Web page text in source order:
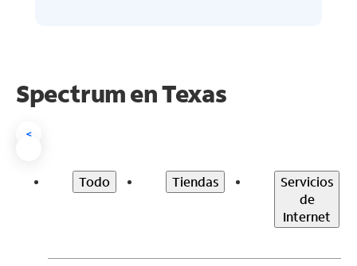
Spectrum enTexas
<
Todo Tiendas
Servicios
de
Internet